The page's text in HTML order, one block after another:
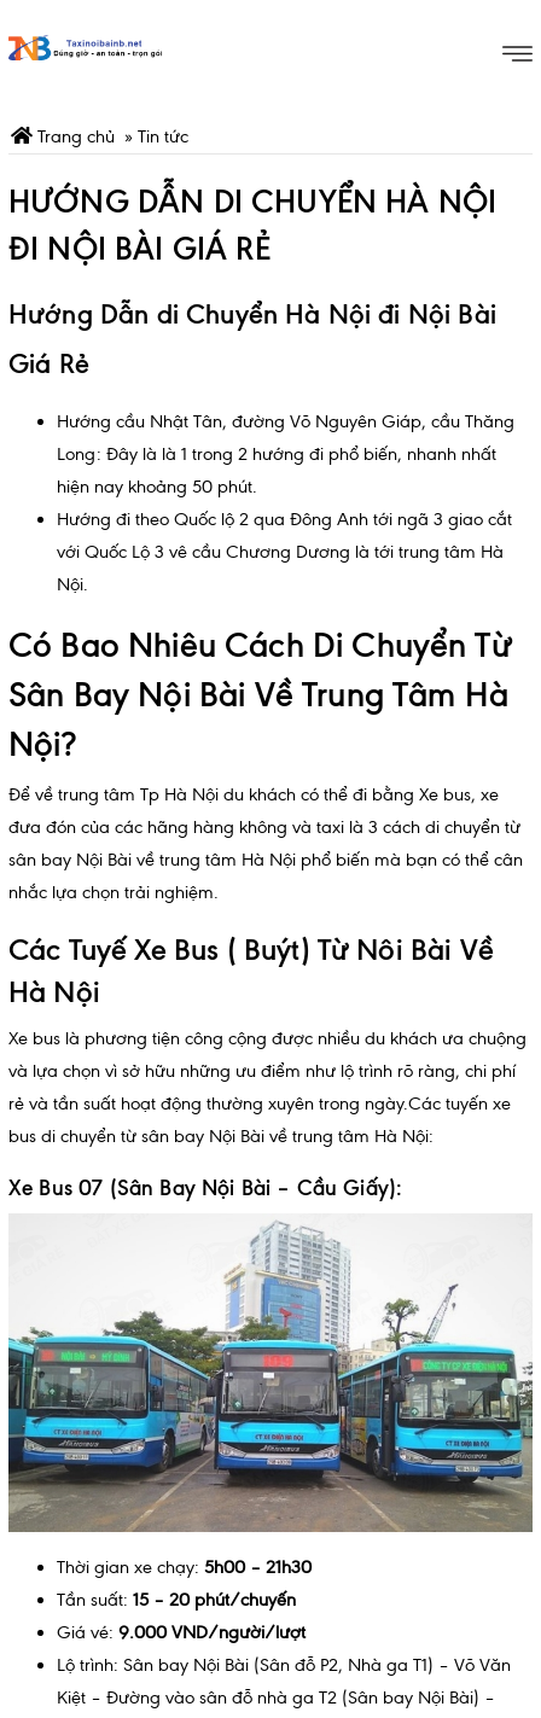
Trang chủ » Tin tức
HƯỚNG DẪN DI CHUYỂN HÀ NỘI
ĐI NỘI BÀI GIÁ RẺ
Hướng Dẫn di Chuyển Hà Nội đi Nội Bài
Giá Rẻ
Hướng cầu Nhật Tân, đường Võ Nguyên Giáp, cầu Thăng
Long: Đây là là 1 trong 2 hướng đi phổ biến, nhanh nhất
hiện nay khoảng 50 phút.
Hướng đi theo Quốc lộ 2 qua Đông Anh tới ngã 3 giao cắt
với Quốc Lộ 3 vê cầu Chương Dương là tới trung tâm Hà
Nội.
Có Bao Nhiêu Cách Di Chuyển Từ
Sân Bay Nội Bài Về Trung Tâm Hà
Nội?
Để về trung tâm Tp Hà Nội du khách có thể đi bằng Xe bus, xe
đưa đón của các hãng hàng không và taxi là 3 cách di chuyển từ
sân bay Nội Bài về trung tâm Hà Nội phổ biến mà bạn có thể cân
nhắc lựa chọn trải nghiệm.
Các Tuyế Xe Bus ( Buýt) Từ Nôi Bài Về
Hà Nội
Xe bus là phương tiện công cộng được nhiều du khách ưa chuộng
và lựa chọn vì sở hữu những ưu điểm như lộ trình rõ ràng, chi phí
rẻ và tần suất hoạt động thường xuyên trong ngày.Các tuyến xe
bus di chuyển từ sân bay Nội Bài về trung tâm Hà Nội:
Xe Bus 07 (Sân Bay Nội Bài – Cầu Giấy):
Thời gian xe chạy: 5h00 – 21h30
Tần suất: 15 – 20 phút/chuyến
Giá vé: 9.000 VND/người/lượt
Lộ trình: Sân bay Nội Bài (Sân đỗ P2, Nhà ga T1) – Võ Văn
Kiệt – Đường vào sân đỗ nhà ga T2 (Sân bay Nội Bài) –